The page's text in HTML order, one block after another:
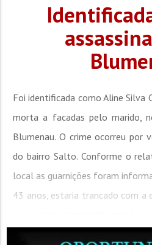
Foi identificada como Aline Silva
morta a facadas pelo marido,
Blumenau. O crime ocorreu por
do bairro Salto. Conforme o
local as guarnições foram
43 anos, estaria trancado com a
que estaria tentando matá-